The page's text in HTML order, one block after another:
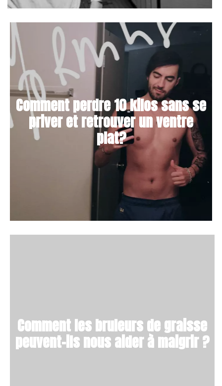
Comment perdre 10 kilos sans se
priver et retrouver un ventre
plat?
Comment les bruleurs de graisse
peuvent-ils nous aider à maigrir ?